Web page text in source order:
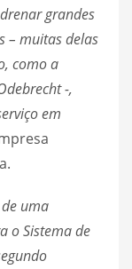
grandes
– muitas delas
como a
-,
em
uma
o Sistema de